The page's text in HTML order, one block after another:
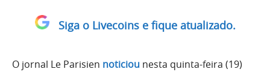
Siga o Livecoins e fique atualizado.
O jornal Le Parisien noticiou nesta quinta-feira (19)